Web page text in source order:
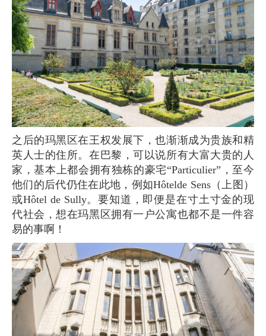
之后的玛黑区在王权发展下，也渐渐成为贵族和精
英人士的住所。在巴黎，可以说所有大富大贵的人
家，基本上都会拥有独栋的豪宅“Particulier”，至今
他们的后代仍住在此地，例如Hôtelde Sens（上图）
或Hôtel de Sully。要知道，即便是在寸土寸金的现
代社会，想在玛黑区拥有一户公寓也都不是一件容
易的事啊！